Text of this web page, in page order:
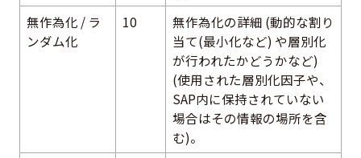
無作為化 / ラ
ンダム化
10
無作為化の詳細 (動的な割り
当て(最小化など) や層別化
が行われたかどうかなど)
(使用された層別化因子や、
SAP内に保持されていない
場合はその情報の場所を含
む)。